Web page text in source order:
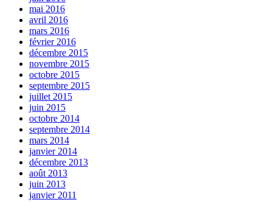
mai 2016
avril 2016
mars 2016
février 2016
décembre 2015
novembre 2015
octobre 2015
septembre 2015
juillet 2015
juin 2015
octobre 2014
septembre 2014
mars 2014
janvier 2014
décembre 2013
août 2013
juin 2013
janvier 2011